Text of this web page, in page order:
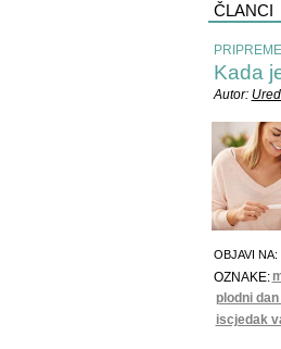
ČLANCI
Kada
Autor:
OBJAVI NA:
OZNAKE:
plodni
iscjedak